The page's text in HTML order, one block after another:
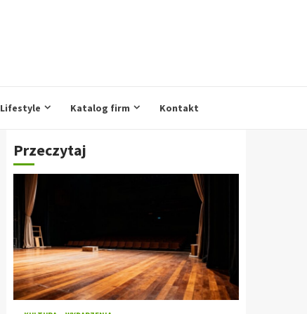
Lifestyle Katalog firm Kontakt
Przeczytaj